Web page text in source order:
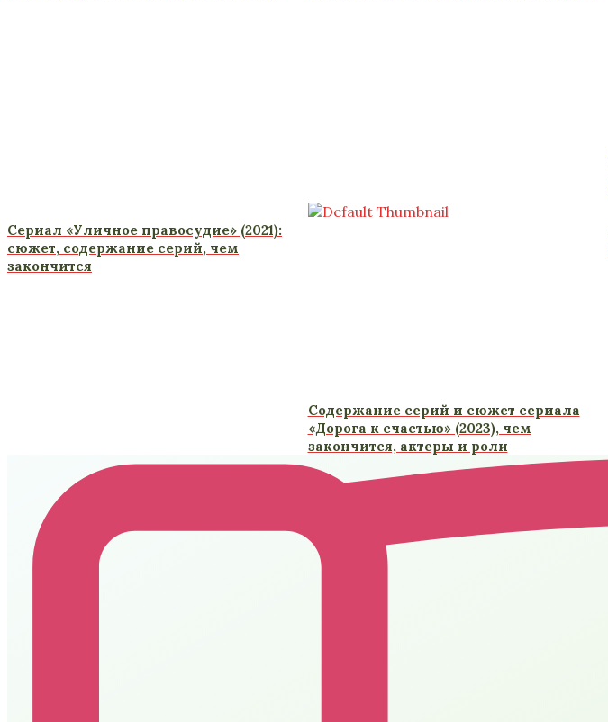
Сериал «Уличное правосудие» (2021):
сюжет, содержание серий, чем
закончится
Содержание серий и сюжет сериала
«Дорога к счастью» (2023), чем
закончится, актеры и роли